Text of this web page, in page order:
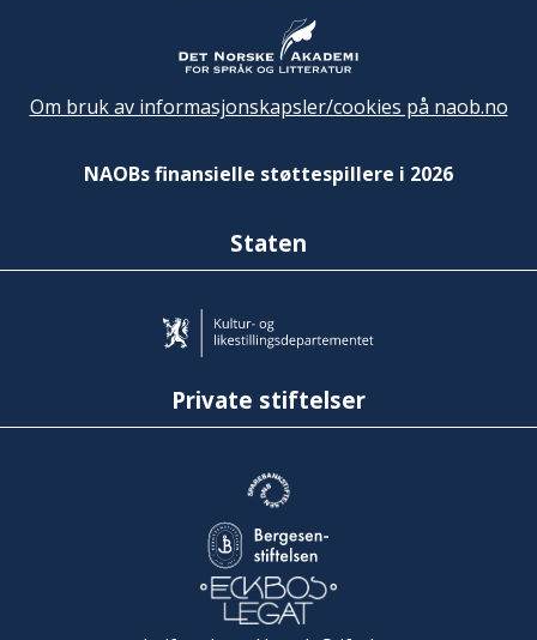
Om bruk av informasjonskapsler/cookies på naob.no
NAOBs finansielle støttespillere i 2026
Staten
Private stiftelser